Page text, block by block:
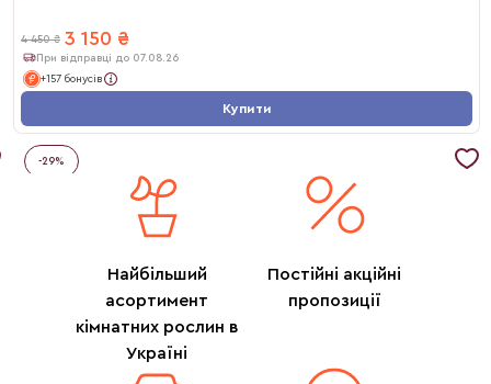
4 450 ₴ 3 150 ₴
При відправці до 07.08.26
+157 бонусів
Купити
-29%
Найбільший
асортимент
кімнатних рослин в
Україні
Постійні акційні
пропозиції